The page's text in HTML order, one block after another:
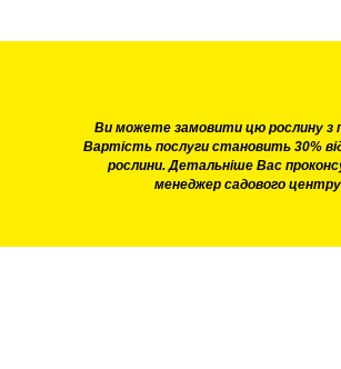
Ви можете замовити цю рослину з
Вартість послуги становить 30%
рослини. Детальніше Вас
менеджер садового